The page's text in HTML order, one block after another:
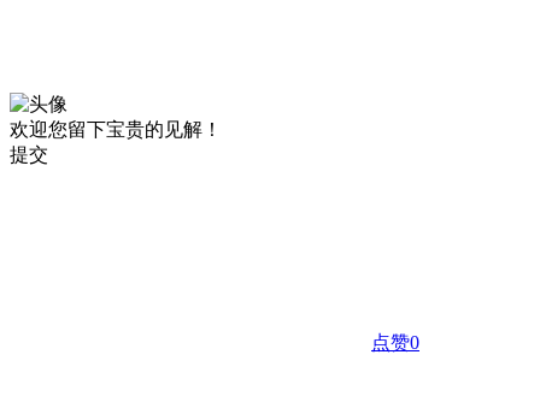
欢迎您留下宝贵的见解！
提交
点赞0